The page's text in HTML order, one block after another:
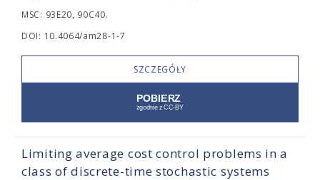
MSC: 93E20, 90C40.
DOI: 10.4064/am28-1-7
SZCZEGÓŁY
Limiting average cost control problems in a
class of discrete-time stochastic systems